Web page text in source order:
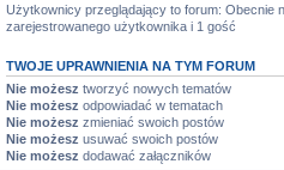
Użytkownicy przeglądający to forum: Obecnie
zarejestrowanego użytkownika i 1 gość
TWOJE UPRAWNIENIA NA TYM FORUM
Nie możesz tworzyć nowych tematów
Nie możesz odpowiadać w tematach
Nie możesz zmieniać swoich postów
Nie możesz usuwać swoich postów
Nie możesz dodawać załączników